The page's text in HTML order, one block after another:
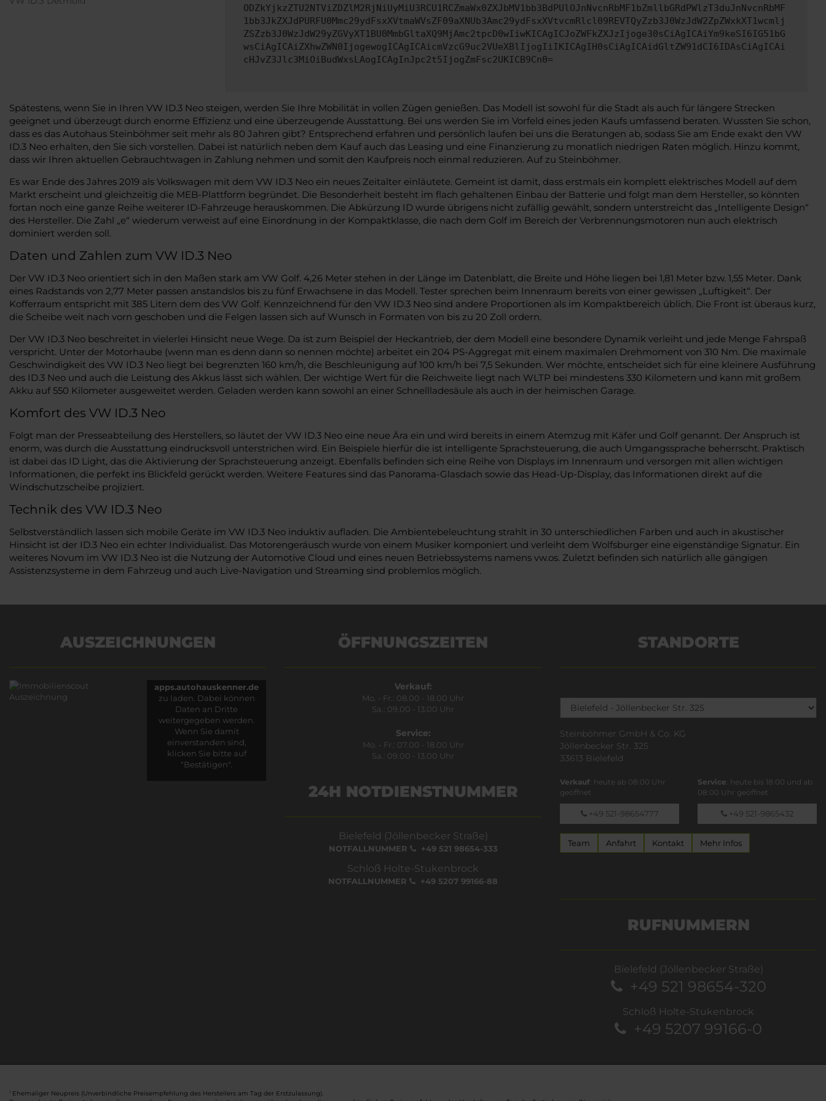
ODZkYjkzZTU2NTViZDZlM2RjNiUyMiU3RCU1RCZmaWx0ZXJbMV1bb3BdPUlOJnNvcnRbMF1bZmllbGRdPWlzT3duJnNvcnRbMF
1bb3JkZXJdPURFU0Mmc29ydFsxXVtmaWVsZF09aXNUb3Amc29ydFsxXVtvcmRlcl09REVTQyZzb3J0WzJdW2ZpZWxkXT1wcmlj
ZSZzb3J0WzJdW29yZGVyXT1BU0MmbGltaXQ9MjAmc2tpcD0wIiwKICAgICJoZWFkZXJzIjoge30sCiAgICAiYm9keSI6IG51bG
wsCiAgICAiZXhwZWN0IjogewogICAgICAicmVzcG9uc2VUeXBlIjogIiIKICAgIH0sCiAgICAidGltZW91dCI6IDAsCiAgICAi
cHJvZ3Jlc3MiOiBudWxsLAogICAgInJpc2t5IjogZmFsc2UKICB9Cn0=
Spätestens, wenn Sie in Ihren VW ID.3 Neo steigen, werden Sie Ihre Mobilität in vollen Zügen genießen. Das Modell ist sowohl für die Stadt als auch für längere Strecken
geeignet und überzeugt durch enorme Effizienz und eine überzeugende Ausstattung. Bei uns werden Sie im Vorfeld eines jeden Kaufs umfassend beraten. Wussten Sie schon,
dass es das Autohaus Steinböhmer seit mehr als 80 Jahren gibt? Entsprechend erfahren und persönlich laufen bei uns die Beratungen ab, sodass Sie am Ende exakt den VW
ID.3 Neo erhalten, den Sie sich vorstellen. Dabei ist natürlich neben dem Kauf auch das Leasing und eine Finanzierung zu monatlich niedrigen Raten möglich. Hinzu kommt,
dass wir Ihren aktuellen Gebrauchtwagen in Zahlung nehmen und somit den Kaufpreis noch einmal reduzieren. Auf zu Steinböhmer.
Es war Ende des Jahres 2019 als Volkswagen mit dem VW ID.3 Neo ein neues Zeitalter einläutete. Gemeint ist damit, dass erstmals ein komplett elektrisches Modell auf dem
Markt erscheint und gleichzeitig die MEB-Plattform begründet. Die Besonderheit besteht im flach gehaltenen Einbau der Batterie und folgt man dem Hersteller, so könnten
fortan noch eine ganze Reihe weiterer ID-Fahrzeuge herauskommen. Die Abkürzung ID wurde übrigens nicht zufällig gewählt, sondern unterstreicht das „Intelligente Design“
des Hersteller. Die Zahl „e“ wiederum verweist auf eine Einordnung in der Kompaktklasse, die nach dem Golf im Bereich der Verbrennungsmotoren nun auch elektrisch
dominiert werden soll.
Daten und Zahlen zum VW ID.3 Neo
Der VW ID.3 Neo orientiert sich in den Maßen stark am VW Golf. 4,26 Meter stehen in der Länge im Datenblatt, die Breite und Höhe liegen bei 1,81 Meter bzw. 1,55 Meter. Dank
eines Radstands von 2,77 Meter passen anstandslos bis zu fünf Erwachsene in das Modell. Tester sprechen beim Innenraum bereits von einer gewissen „Luftigkeit“. Der
Kofferraum entspricht mit 385 Litern dem des VW Golf. Kennzeichnend für den VW ID.3 Neo sind andere Proportionen als im Kompaktbereich üblich. Die Front ist überaus kurz,
die Scheibe weit nach vorn geschoben und die Felgen lassen sich auf Wunsch in Formaten von bis zu 20 Zoll ordern.
Der VW ID.3 Neo beschreitet in vielerlei Hinsicht neue Wege. Da ist zum Beispiel der Heckantrieb, der dem Modell eine besondere Dynamik verleiht und jede Menge Fahrspaß
verspricht. Unter der Motorhaube (wenn man es denn dann so nennen möchte) arbeitet ein 204 PS-Aggregat mit einem maximalen Drehmoment von 310 Nm. Die maximale
Geschwindigkeit des VW ID.3 Neo liegt bei begrenzten 160 km/h, die Beschleunigung auf 100 km/h bei 7,5 Sekunden. Wer möchte, entscheidet sich für eine kleinere Ausführung
des ID.3 Neo und auch die Leistung des Akkus lässt sich wählen. Der wichtige Wert für die Reichweite liegt nach WLTP bei mindestens 330 Kilometern und kann mit großem
Akku auf 550 Kilometer ausgeweitet werden. Geladen werden kann sowohl an einer Schnellladesäule als auch in der heimischen Garage.
Komfort des VW ID.3 Neo
Folgt man der Presseabteilung des Herstellers, so läutet der VW ID.3 Neo eine neue Ära ein und wird bereits in einem Atemzug mit Käfer und Golf genannt. Der Anspruch ist
enorm, was durch die Ausstattung eindrucksvoll unterstrichen wird. Ein Beispiele hierfür die ist intelligente Sprachsteuerung, die auch Umgangssprache beherrscht. Praktisch
ist dabei das ID Light, das die Aktivierung der Sprachsteuerung anzeigt. Ebenfalls befinden sich eine Reihe von Displays im Innenraum und versorgen mit allen wichtigen
Informationen, die perfekt ins Blickfeld gerückt werden. Weitere Features sind das Panorama-Glasdach sowie das Head-Up-Display, das Informationen direkt auf die
Windschutzscheibe projiziert.
Technik des VW ID.3 Neo
Selbstverständlich lassen sich mobile Geräte im VW ID.3 Neo induktiv aufladen. Die Ambientebeleuchtung strahlt in 30 unterschiedlichen Farben und auch in akustischer
Hinsicht ist der ID.3 Neo ein echter Individualist. Das Motorengeräusch wurde von einem Musiker komponiert und verleiht dem Wolfsburger eine eigenständige Signatur. Ein
weiteres Novum im VW ID.3 Neo ist die Nutzung der Automotive Cloud und eines neuen Betriebssystems namens vw.os. Zuletzt befinden sich natürlich alle gängigen
Assistenzsysteme in dem Fahrzeug und auch Live-Navigation und Streaming sind problemlos möglich.
AUSZEICHNUNGEN
apps.autohauskenner.de
zu laden. Dabei können
Daten an Dritte
weitergegeben werden.
Wenn Sie damit
einverstanden sind,
klicken Sie bitte auf
"Bestätigen".
ÖFFNUNGSZEITEN
Verkauf:
Mo. - Fr.: 08.00 - 18.00 Uhr
Sa.: 09.00 - 13.00 Uhr
Service:
Mo. - Fr.: 07.00 - 18.00 Uhr
Sa.: 09.00 - 13.00 Uhr
24H NOTDIENSTNUMMER
Bielefeld (Jöllenbecker Straße)
NOTFALLNUMMER +49 521 98654-333
Schloß Holte-Stukenbrock
NOTFALLNUMMER +49 5207 99166-88
STANDORTE
Steinböhmer GmbH & Co. KG
Jöllenbecker Str. 325
33613 Bielefeld
Verkauf: heute ab 08:00 Uhr
geöffnet
+49 521-98654777
Service: heute bis 18:00 und ab
08:00 Uhr geöffnet
+49 521-9865432
Team Anfahrt Kontakt Mehr Infos
RUFNUMMERN
Bielefeld (Jöllenbecker Straße)
+49 521 98654-320
Schloß Holte-Stukenbrock
+49 5207 99166-0
1 Ehemaliger Neupreis (Unverbindliche Preisempfehlung des Herstellers am Tag der Erstzulassung).